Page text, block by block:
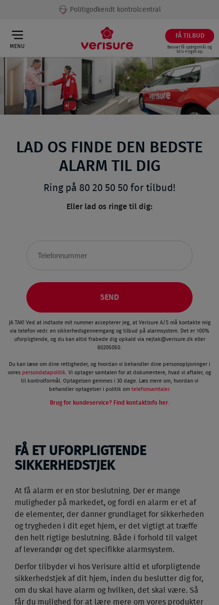
Politigodkendt kontrolcentral
FÅ TILBUD
Besvar få spørgsmål og
bliv ringet op.
MENU
LAD OS FINDE DEN BEDSTE
ALARM TIL DIG
Ring på 80 20 50 50 for tilbud!
Eller lad os ringe til dig:
JA TAK! Ved at indtaste mit nummer accepterer jeg, at Verisure A/S må kontakte mig
via telefon vedr. en sikkerhedsgennemgang og tilbud på alarmsystem. Det er 100%
uforpligtende, og du kan altid frabede dig opkald via nejtak@verisure.dk eller
80205050.
Du kan læse om dine rettigheder, og hvordan vi behandler dine personoplysninger i
vores persondatapolitik . Vi optager samtalen for at dokumentere, hvad vi aftaler, og
til kontrolformål. Optagelsen gemmes i 30 dage. Læs mere om, hvordan vi
behandler optagelser i politik om telefonsamtaler.
Brug for kundeservice? Find kontaktinfo her.
FÅ ET UFORPLIGTENDE
SIKKERHEDSTJEK
At få alarm er en stor beslutning. Der er mange
muligheder på markedet, og fordi en alarm er et af
de elementer, der danner grundlaget for sikkerheden
og trygheden i dit eget hjem, er det vigtigt at træffe
den helt rigtige beslutning. Både i forhold til valget
af leverandør og det specifikke alarmsystem.
Derfor tilbyder vi hos Verisure altid et uforpligtende
sikkerhedstjek af dit hjem, inden du beslutter dig for,
om du skal have alarm og hvilken, det skal være. Så
får du mulighed for at lære mere om vores produkter